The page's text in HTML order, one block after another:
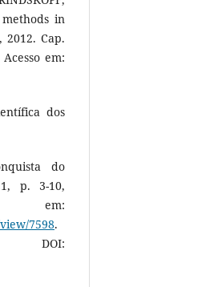
in
2012. Cap.
em:
dos
do
p. 3-10,
7598.
DOI: